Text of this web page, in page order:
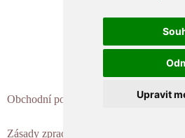
Upravit
Upravit
F
c
Y
u
t
Obchodní podmínky
Zásady zpracování osobních údajů